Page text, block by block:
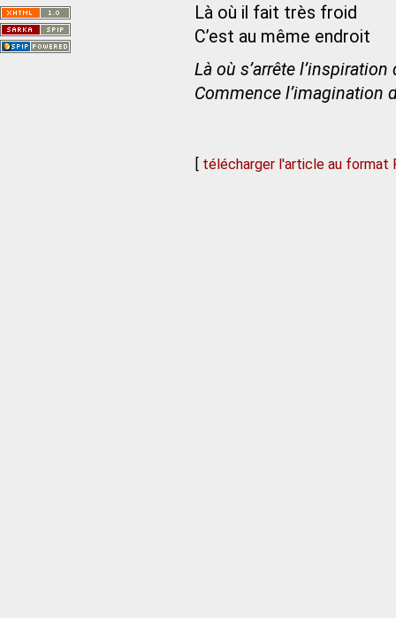
Là où il fait très froid
C’est au même endroit
Là où s’arrête l’inspiration
Commence l’imagination
[ télécharger l'article au format
Saint-Nom.
Veuillez consulter le message du
service ci-dessous.
(401 - Invalid API key. Please see
https://openweathermap.org/faq#error401